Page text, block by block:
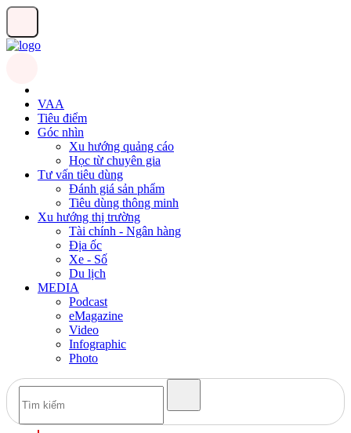
VAA
Tiêu điểm
Góc nhìn
Xu hướng quảng cáo
Học từ chuyên gia
Tư vấn tiêu dùng
Đánh giá sản phẩm
Tiêu dùng thông minh
Xu hướng thị trường
Tài chính - Ngân hàng
Địa ốc
Xe - Số
Du lịch
MEDIA
Podcast
eMagazine
Video
Infographic
Photo